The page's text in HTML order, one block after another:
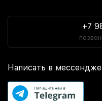
+7
Написать в